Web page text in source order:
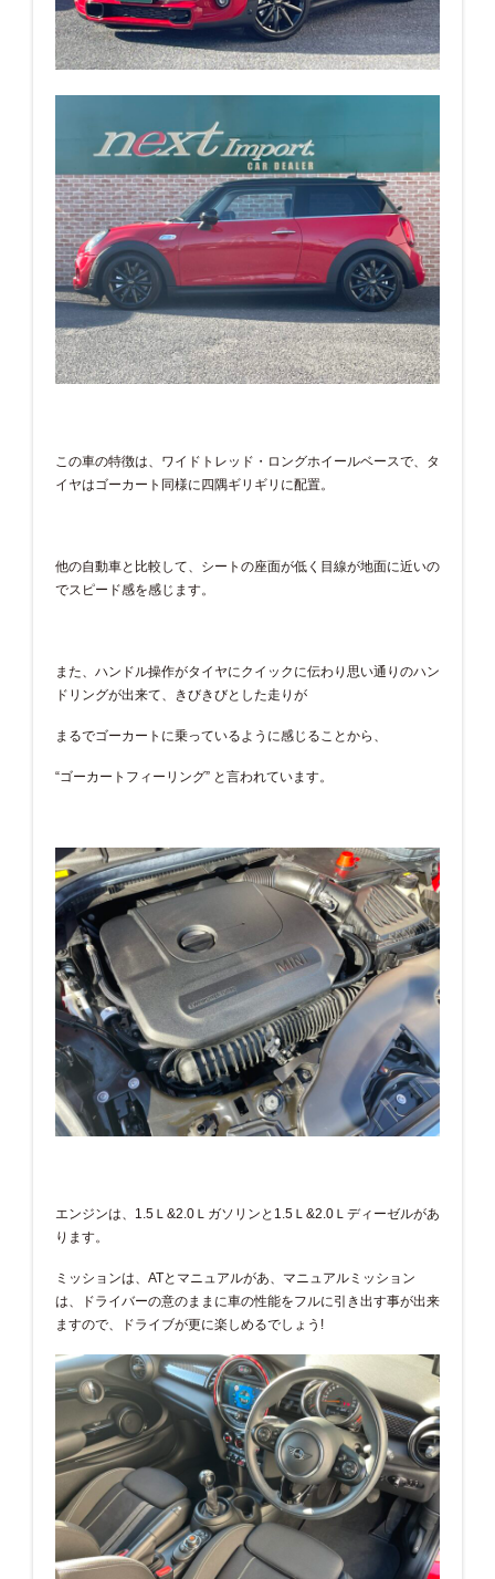
この車の特徴は、ワイドトレッド・ロングホイールベースで、タ
イヤはゴーカート同様に四隅ギリギリに配置。
他の自動車と比較して、シートの座面が低く目線が地面に近いの
でスピード感を感じます。
また、ハンドル操作がタイヤにクイックに伝わり思い通りのハン
ドリングが出来て、きびきびとした走りが
まるでゴーカートに乗っているように感じることから、
“ゴーカートフィーリング” と言われています。
エンジンは、1.5Ｌ&2.0Ｌガソリンと1.5Ｌ&2.0Ｌディーゼルがあ
ります。
ミッションは、ATとマニュアルがあ、マニュアルミッション
は、ドライバーの意のままに車の性能をフルに引き出す事が出来
ますので、ドライブが更に楽しめるでしょう!